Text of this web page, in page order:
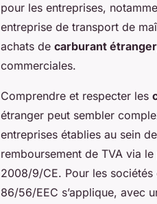
pour les entreprises,
entreprise de transport de
achats de carburant étranger
commerciales.
Comprendre et respecter les
étranger peut sembler
entreprises établies au sein
remboursement de TVA via
2008/9/CE. Pour les
86/56/EEC s’applique, avec